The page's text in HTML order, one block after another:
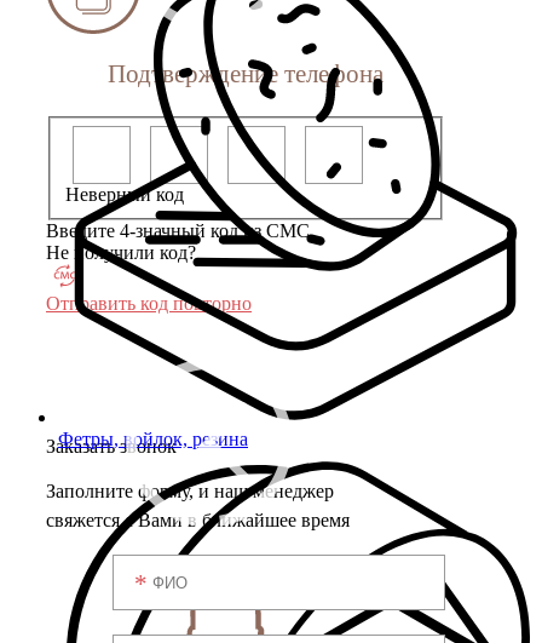
Фетры, войлок, резина
Подтверждение телефона
Неверный код
Введите 4-значный код из СМС
Не получили код?
Отправить код повторно
Заказать звонок
Заполните форму, и наш менеджер
свяжется с Вами в ближайшее время